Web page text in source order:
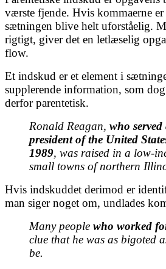
værste fjende. Hvis kommaerne
sætningen blive helt uforståelig.
rigtigt, giver det en letlæselig
flow.
Et indskud er et element i
supplerende information, som
derfor parentetisk.
Ronald Reagan, who served
president of the United
1989, was raised in a low-
small towns of northern
Hvis indskuddet derimod er
man siger noget om, undlades
Many people who worked
clue that he was as bigoted
be.